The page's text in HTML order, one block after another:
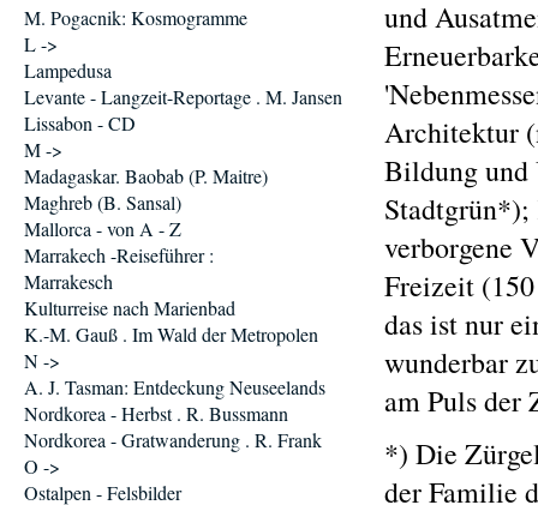
und
Architektur
Bildung und
verborgene
Freizeit
das ist nur
wunderbar
am Puls der
*) Die
der Familie
M. Pogacnik: Kosmogramme
L ->
Lampedusa
Levante - Langzeit-Reportage . M. Jansen
Lissabon - CD
M ->
Madagaskar. Baobab (P. Maitre)
Maghreb (B. Sansal)
Mallorca - von A - Z
Marrakech -Reiseführer :
Marrakesch
Kulturreise nach Marienbad
K.-M. Gauß . Im Wald der Metropolen
N ->
A. J. Tasman: Entdeckung Neuseelands
Nordkorea - Herbst . R. Bussmann
Nordkorea - Gratwanderung . R. Frank
O ->
Ostalpen - Felsbilder